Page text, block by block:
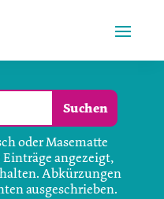
oder Masematte
Einträge angezeigt,
Abkürzungen
ausgeschrieben.